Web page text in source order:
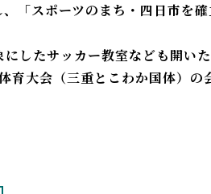
「スポーツのまち・四日市を
したサッカー教室なども開いた
大会（三重とこわか国体）の